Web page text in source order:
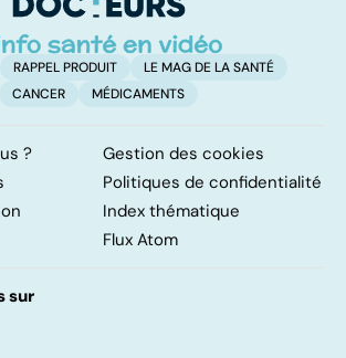
RAPPEL PRODUIT
LE MAG DE LA SANTÉ
CANCER
MÉDICAMENTS
?
Gestion des cookies
Politiques de confidentialité
Index thématique
Flux Atom
sur